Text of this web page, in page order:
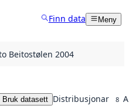
Finn data Meny
Beitostølen 2004
Bruk datasett Distribusjonar 8